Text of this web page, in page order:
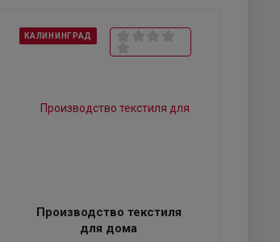
КАЛИНИНГРАД
Производство текстиля
для дома